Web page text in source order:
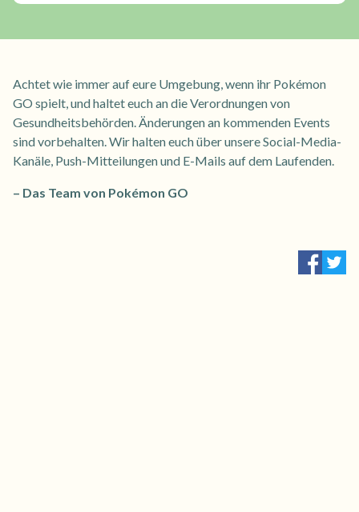
Achtet wie immer auf eure Umgebung, wenn ihr Pokémon
GO spielt, und haltet euch an die Verordnungen von
Gesundheitsbehörden. Änderungen an kommenden Events
sind vorbehalten. Wir halten euch über unsere Social-Media-
Kanäle, Push-Mitteilungen und E-Mails auf dem Laufenden.
– Das Team von Pokémon GO